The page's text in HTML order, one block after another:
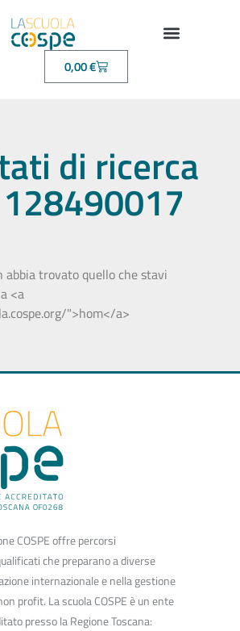
0,00€
di ricerca
abbia trovato quello che stavi
<a
">hom</a>
COSPE offre percorsi
che preparano a diverse
internazionale e nella gestione
profit. La scuola COSPE è un ente
presso la Regione Toscana: